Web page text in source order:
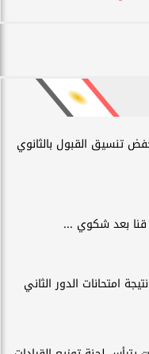
تنسيق القبول بالثانوي
بعد شكوي ...
امتحانات الدور الثاني